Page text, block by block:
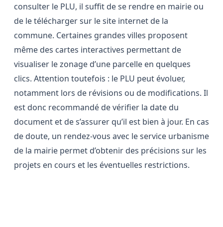
consulter le PLU, il suffit de se rendre en mairie ou
de le télécharger sur le site internet de la
commune. Certaines grandes villes proposent
même des cartes interactives permettant de
visualiser le zonage d’une parcelle en quelques
clics. Attention toutefois : le PLU peut évoluer,
notamment lors de révisions ou de modifications. Il
est donc recommandé de vérifier la date du
document et de s’assurer qu’il est bien à jour. En cas
de doute, un rendez-vous avec le service urbanisme
de la mairie permet d’obtenir des précisions sur les
projets en cours et les éventuelles restrictions.